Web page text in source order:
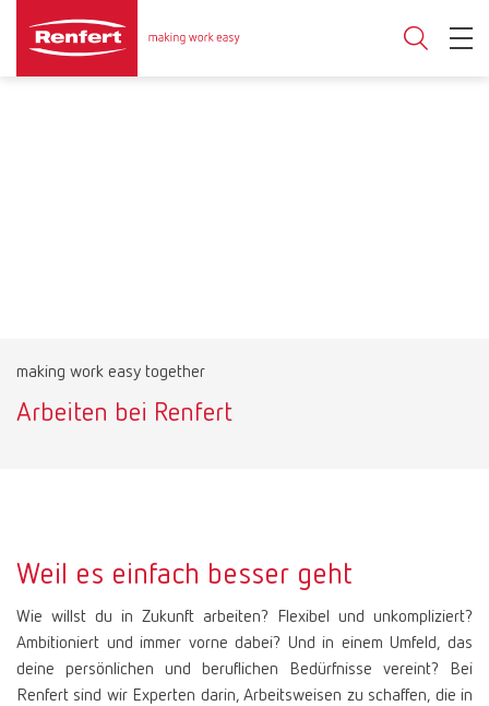
making work easy together
Arbeiten bei Renfert
Weil es einfach besser geht
Wie willst du in Zukunft arbeiten? Flexibel und unkompliziert?
Ambitioniert und immer vorne dabei? Und in einem Umfeld, das
deine persönlichen und beruflichen Bedürfnisse vereint? Bei
Renfert sind wir Experten darin, Arbeitsweisen zu schaffen, die in